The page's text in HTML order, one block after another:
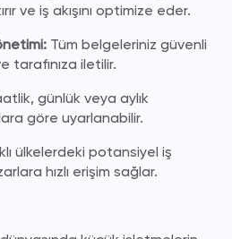
ve iş akışını optimize eder.
Tüm belgeleriniz güvenli
tarafınıza iletilir.
günlük veya aylık
göre uyarlanabilir.
ülkelerdeki potansiyel iş
hızlı erişim sağlar.